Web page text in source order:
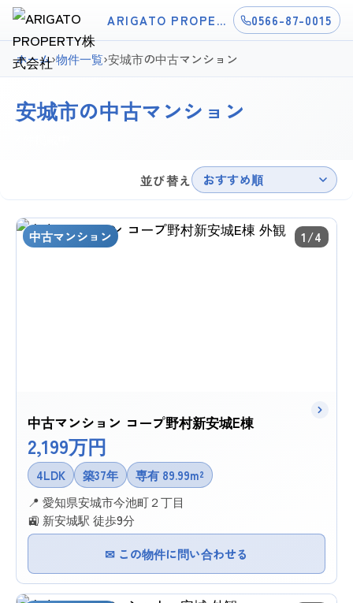
ARIGATO PROPERTY株式会社 0566-87-0015
ホーム›物件一覧›安城市の中古マンション
安城市の中古マンション
並び替え おすすめ順
中古マンション 1/4
中古マンション コープ野村新安城E棟
2,199万円
4LDK 築37年
専有 89.99m²
📍 愛知県安城市今池町２丁目
🚉 新安城駅 徒歩9分
✉ この物件に問い合わせる